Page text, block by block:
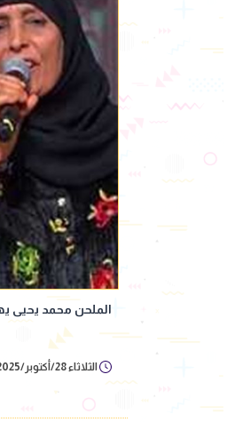
الملحن محمد يحيى
الثلاثاء 28/أكتوبر/2025 - 02:05 م